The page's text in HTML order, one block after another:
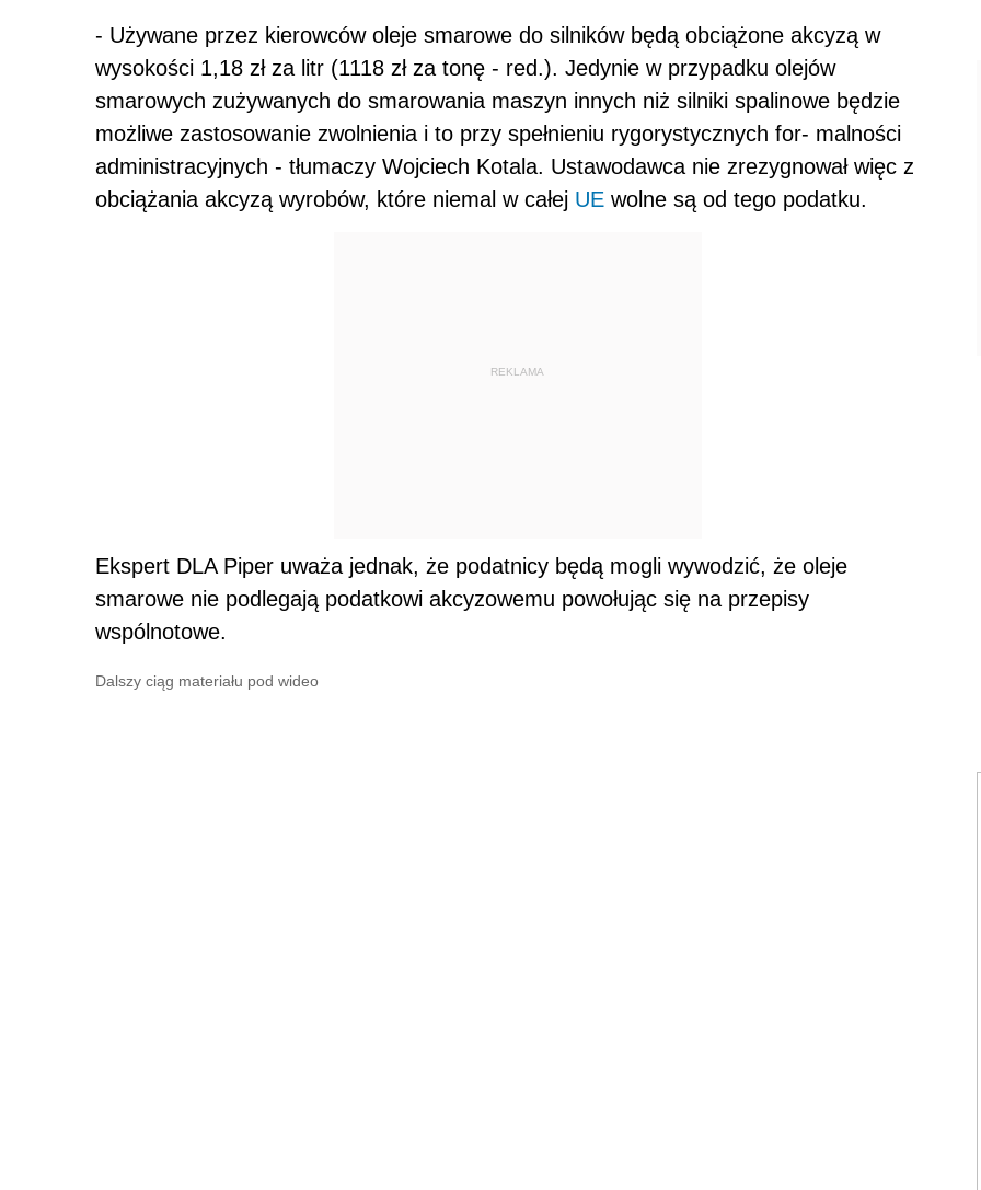
- Używane przez kierowców oleje smarowe do silników będą obciążone akcyzą w
wysokości 1,18 zł za litr (1118 zł za tonę - red.). Jedynie w przypadku olejów
smarowych zużywanych do smarowania maszyn innych niż silniki spalinowe będzie
możliwe zastosowanie zwolnienia i to przy spełnieniu rygorystycznych for- malności
administracyjnych - tłumaczy Wojciech Kotala. Ustawodawca nie zrezygnował więc z
obciążania akcyzą wyrobów, które niemal w całej UE wolne są od tego podatku.
REKLAMA
Ekspert DLA Piper uważa jednak, że podatnicy będą mogli wywodzić, że oleje
smarowe nie podlegają podatkowi akcyzowemu powołując się na przepisy
wspólnotowe.
Dalszy ciąg materiału pod wideo